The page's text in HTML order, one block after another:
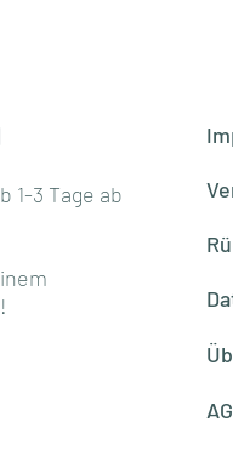
1-3 Tage ab